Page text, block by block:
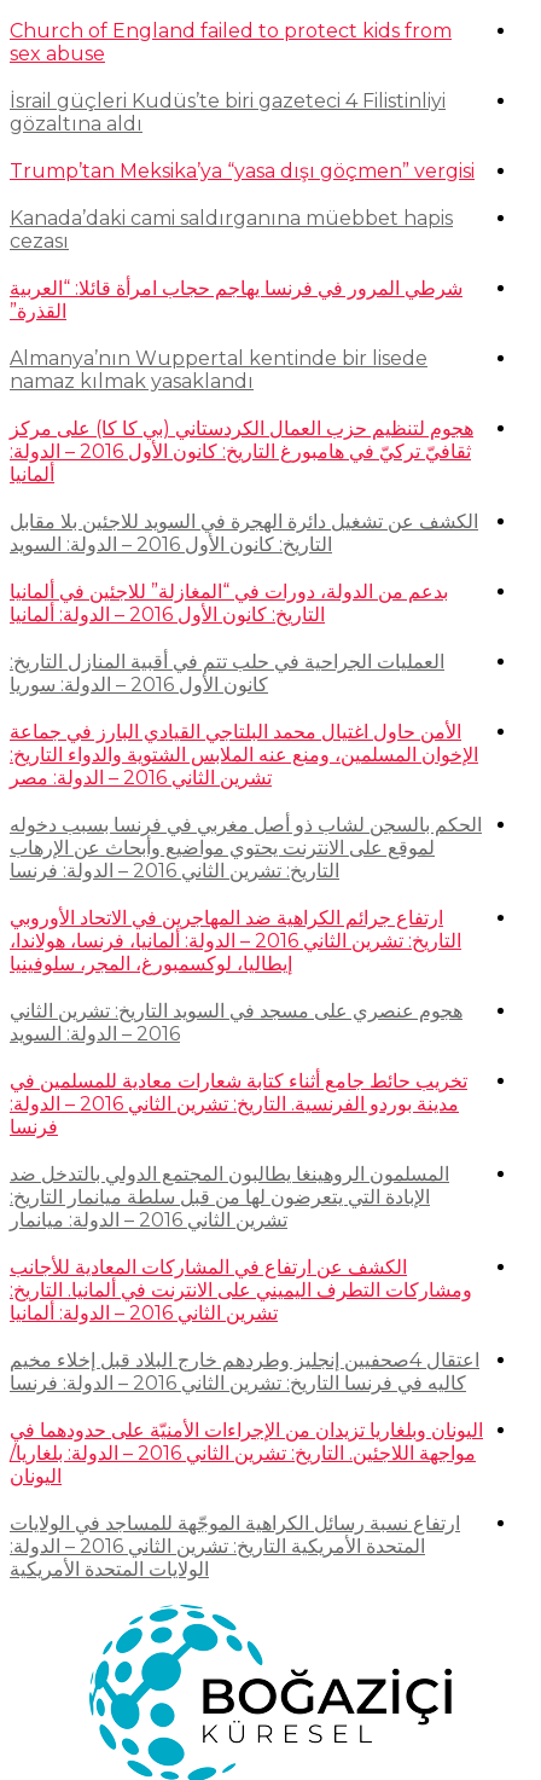
Church of England failed to protect kids from
sex abuse
İsrail güçleri Kudüs’te biri gazeteci 4 Filistinliyi
gözaltına aldı
Trump’tan Meksika’ya “yasa dışı göçmen” vergisi
Kanada’daki cami saldırganına müebbet hapis
cezası
شرطي المرور في فرنسا يهاجم حجاب امرأة قائلا: “العربية
القذرة”
Almanya’nın Wuppertal kentinde bir lisede
namaz kılmak yasaklandı
هجوم لتنظيم حزب العمال الكردستاني (بي كا كا) على مركز
ثقافيّ تركيّ في هامبورغ التاريخ: كانون الأول 2016 – الدولة:
ألمانيا
الكشف عن تشغيل دائرة الهجرة في السويد للاجئين بلا مقابل
التاريخ: كانون الأول 2016 – الدولة: السويد
بدعم من الدولة، دورات في “المغازلة” للاجئين في ألمانيا
التاريخ: كانون الأول 2016 – الدولة: ألمانيا
العمليات الجراحية في حلب تتم في أقبية المنازل التاريخ:
كانون الأول 2016 – الدولة: سوريا
الأمن حاول اغتيال محمد البلتاجي القيادي البارز في جماعة
الإخوان المسلمين، ومنع عنه الملابس الشتوية والدواء التاريخ:
تشرين الثاني 2016 – الدولة: مصر
الحكم بالسجن لشاب ذو أصل مغربي في فرنسا بسبب دخوله
لموقع على الانترنت يحتوي مواضيع وأبحاث عن الإرهاب
التاريخ: تشرين الثاني 2016 – الدولة: فرنسا
ارتفاع جرائم الكراهية ضد المهاجرين في الاتحاد الأوروبي
التاريخ: تشرين الثاني 2016 – الدولة: ألمانيا، فرنسا، هولاندا،
إيطاليا، لوكسمبورغ، المجر، سلوفينيا
هجوم عنصري على مسجد في السويد التاريخ: تشرين الثاني
2016 – الدولة: السويد
تخريب حائط جامع أثناء كتابة شعارات معادية للمسلمين في
مدينة بوردو الفرنسية. التاريخ: تشرين الثاني 2016 – الدولة:
فرنسا
المسلمون الروهينغا يطالبون المجتمع الدولي بالتدخل ضد
الإبادة التي يتعرضون لها من قبل سلطة ميانمار التاريخ:
تشرين الثاني 2016 – الدولة: ميانمار
الكشف عن ارتفاع في المشاركات المعادية للأجانب
ومشاركات التطرف اليميني على الانترنت في ألمانيا. التاريخ:
تشرين الثاني 2016 – الدولة: ألمانيا
اعتقال 4صحفيين إنجليز وطردهم خارج البلاد قبل إخلاء مخيم
كاليه في فرنسا التاريخ: تشرين الثاني 2016 – الدولة: فرنسا
اليونان وبلغاريا تزيدان من الإجراءات الأمنيّة على حدودهما في
مواجهة اللاجئين. التاريخ: تشرين الثاني 2016 – الدولة: بلغاريا/
اليونان
ارتفاع نسبة رسائل الكراهية الموجّهة للمساجد في الولايات
المتحدة الأمريكية التاريخ: تشرين الثاني 2016 – الدولة:
الولايات المتحدة الأمريكية